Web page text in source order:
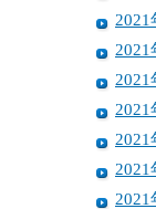
2021
2021
2021
2021
2021
2021
2021